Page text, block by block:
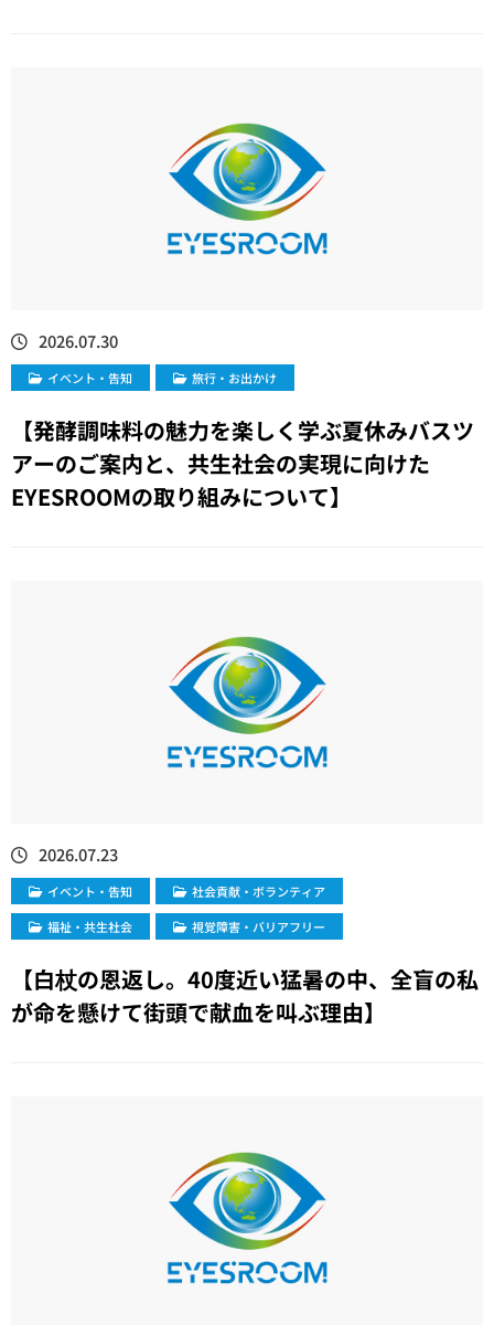
2026.07.30
イベント・告知 旅行・お出かけ
【発酵調味料の魅力を楽しく学ぶ夏休みバスツ
アーのご案内と、共生社会の実現に向けた
EYESROOMの取り組みについて】
2026.07.23
イベント・告知
社会貢献・ボランティア
福祉・共生社会
視覚障害・バリアフリー
【白杖の恩返し。40度近い猛暑の中、全盲の私
が命を懸けて街頭で献血を叫ぶ理由】